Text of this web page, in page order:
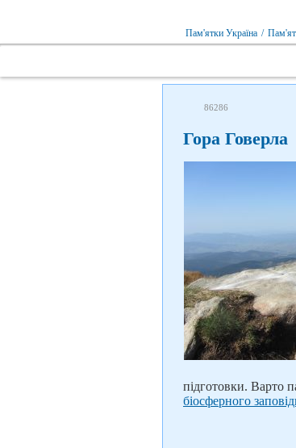
Пам'ятки Україна /
86286
Гора Говерла
підготовки. Варто
біосферного